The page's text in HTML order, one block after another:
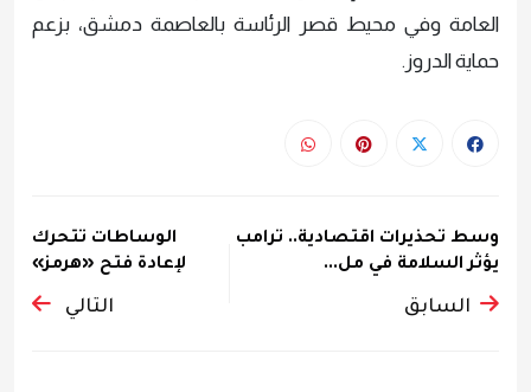
العامة وفي محيط قصر الرئاسة بالعاصمة دمشق، بزعم
حماية الدروز.
وسط تحذيرات اقتصادية.. ترامب
يؤثر السلامة في مل...
السابق
الوساطات تتحرك
لإعادة فتح «هرمز»
التالي